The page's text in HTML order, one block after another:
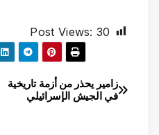
Post Views: 30
تصفّح
زامير يحذر من أزمة تاريخية
في الجيش الإسرائيلي